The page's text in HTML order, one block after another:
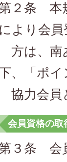
２条 本
により会
方は、南
、「ポ
協力会員
会員資格の取
３条 会